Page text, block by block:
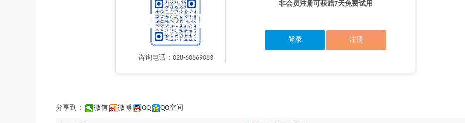
咨询电话：028-60869083
非会员注册可获赠7天免费试用
登录 注册
分享到： 微信 微博 QQ QQ空间